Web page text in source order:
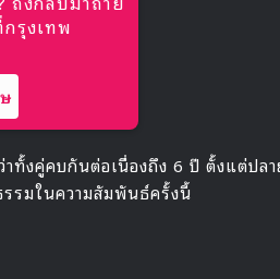
รุงเทพ
ทั้งคู่คบกันต่อเนื่องถึง 6 ปี ตั้งแต่ปลา
รรมในความสัมพันธ์ครั้งนี้